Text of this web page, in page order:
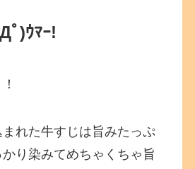
ﾟ)ｳﾏｰ!
まれた牛すじは旨みたっぷ
り染みてめちゃくちゃ旨